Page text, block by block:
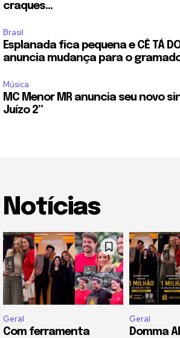
craques...
Brasil
Esplanada fica pequena e CÊ TÁ
anuncia mudança para o
Música
MC Menor MR anuncia seu novo
Juízo 2”
Notícias
Geral
Com ferramenta
Geral
Domma